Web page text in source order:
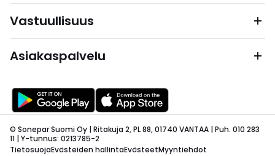
Vastuullisuus
Asiakaspalvelu
© Sonepar Suomi Oy | Ritakuja 2, PL 88, 01740 VANTAA | Puh. 010 283
11 | Y-tunnus: 0213785-2
TietosuojaEvästeiden hallintaEvästeetMyyntiehdot